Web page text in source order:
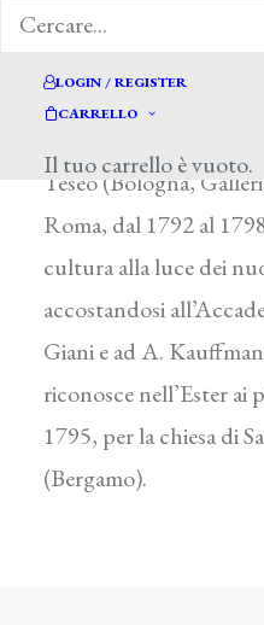
LOGIN / REGISTER
CARRELLO
Il tuo carrello è vuoto.
soggiorno a Bologna:
Teseo (Bologna,
Roma, dal 1792 al
cultura alla luce dei
accostandosi
Giani e ad A.
riconosce nell’Ester ai
1795, per la chiesa di
(Bergamo).